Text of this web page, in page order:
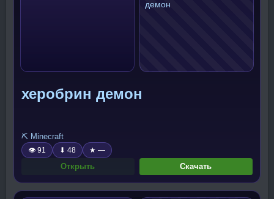
херобрин демон
⛏️ Minecraft
👁 91 ⬇ 48 ★ —
Открыть Скачать